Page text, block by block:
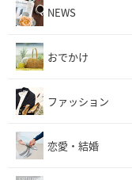
NEWS
おでかけ
ファッション
恋愛・結婚